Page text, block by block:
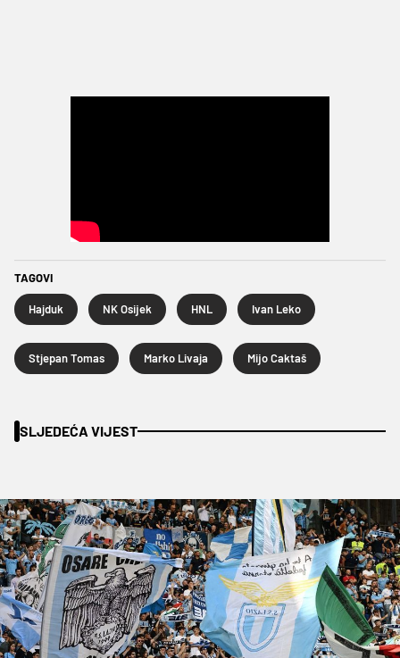
TAGOVI
Hajduk NK Osijek HNL Ivan Leko
Stjepan Tomas Marko Livaja Mijo Caktaš
SLJEDEĆA VIJEST